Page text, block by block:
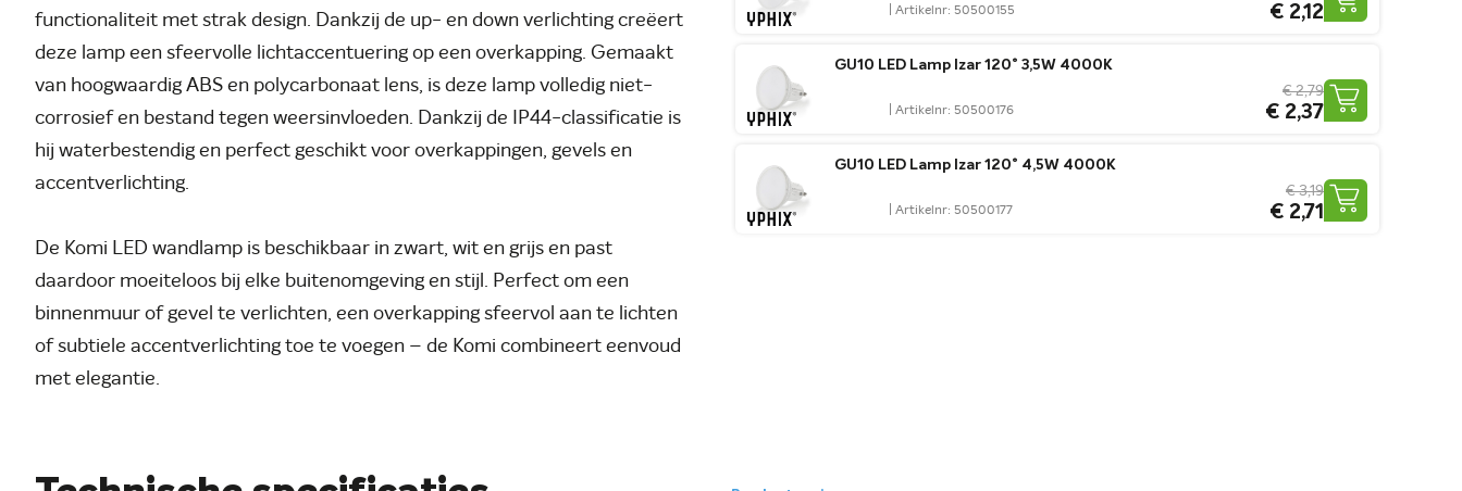
functionaliteit met strak design. Dankzij de up- en down verlichting creëert
deze lamp een sfeervolle lichtaccentuering op een overkapping. Gemaakt
van hoogwaardig ABS en polycarbonaat lens, is deze lamp volledig niet-
corrosief en bestand tegen weersinvloeden. Dankzij de IP44-classificatie is
hij waterbestendig en perfect geschikt voor overkappingen, gevels en
accentverlichting.
De Komi LED wandlamp is beschikbaar in zwart, wit en grijs en past
daardoor moeiteloos bij elke buitenomgeving en stijl. Perfect om een
binnenmuur of gevel te verlichten, een overkapping sfeervol aan te lichten
of subtiele accentverlichting toe te voegen – de Komi combineert eenvoud
met elegantie.
| Artikelnr: 50500155 € 2,12
GU10 LED Lamp Izar 120° 3,5W 4000K
| Artikelnr: 50500176 € 2,37
€ 2,79
GU10 LED Lamp Izar 120° 4,5W 4000K
| Artikelnr: 50500177 € 2,71
€ 3,19